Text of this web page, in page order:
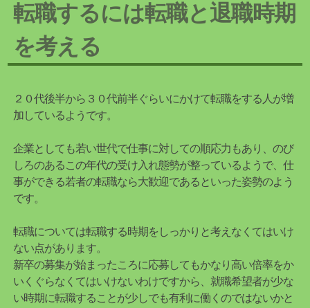
転職するには転職と退職時期
を考える
２０代後半から３０代前半ぐらいにかけて転職をする人が増
加しているようです。
企業としても若い世代で仕事に対しての順応力もあり、のび
しろのあるこの年代の受け入れ態勢が整っているようで、仕
事ができる若者の転職なら大歓迎であるといった姿勢のよう
です。
転職については転職する時期をしっかりと考えなくてはいけ
ない点があります。
新卒の募集が始まったころに応募してもかなり高い倍率をか
いくぐらなくてはいけないわけですから、就職希望者が少な
い時期に転職することが少しでも有利に働くのではないかと